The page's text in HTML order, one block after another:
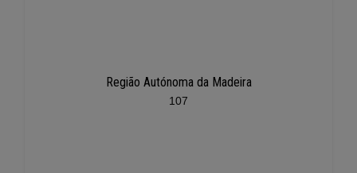
Região Autónoma da Madeira
107